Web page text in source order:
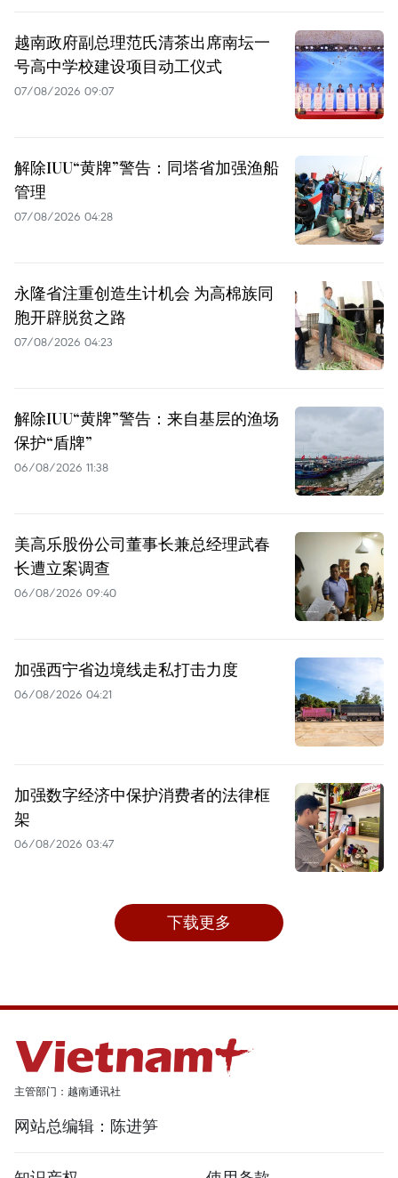
越南政府副总理范氏清茶出席南坛一
号高中学校建设项目动工仪式
07/08/2026 09:07
解除IUU“黄牌”警告：同塔省加强渔船
管理
07/08/2026 04:28
永隆省注重创造生计机会 为高棉族同
胞开辟脱贫之路
07/08/2026 04:23
解除IUU“黄牌”警告：来自基层的渔场
保护“盾牌”
06/08/2026 11:38
美高乐股份公司董事长兼总经理武春
长遭立案调查
06/08/2026 09:40
加强西宁省边境线走私打击力度
06/08/2026 04:21
加强数字经济中保护消费者的法律框
架
06/08/2026 03:47
下载更多
主管部门：越南通讯社
网站总编辑：陈进笋